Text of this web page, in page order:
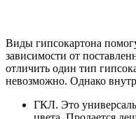
Виды гипсокартона
зависимости от
отличить один тип
невозможно. Однако
ГКЛ. Это